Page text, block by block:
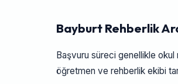
Bayburt Rehberlik
Başvuru süreci genellikle
öğretmen ve rehberlik ekibi